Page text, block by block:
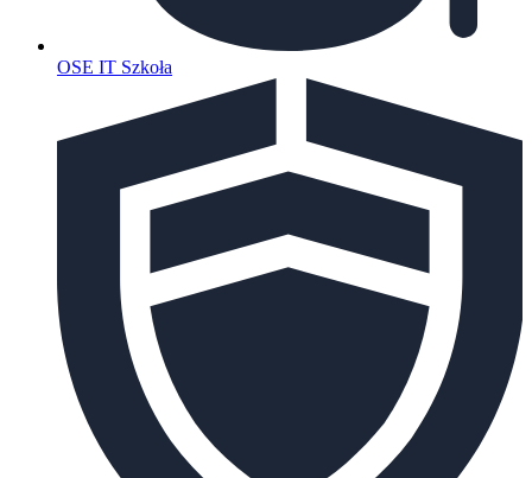
OSE IT Szkoła